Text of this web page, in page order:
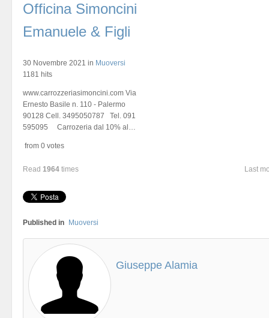
Officina Simoncini
Emanuele & Figli
30 Novembre 2021 in Muoversi
1181 hits
www.carrozzeriasimoncini.com Via
Ernesto Basile n. 110 - Palermo
90128 Cell. 3495050787 Tel. 091
595095 Carrozeria dal 10% al…
from 0 votes
Read 1964 times Last
Published in Muoversi
Giuseppe Alamia